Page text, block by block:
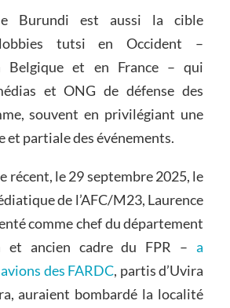
Burundi est aussi la cible
lobbies tutsi en Occident –
Belgique et en France – qui
et ONG de défense des
souvent en privilégiant une
et partiale des événements.
récent, le 29 septembre 2025, le
de l’AFC/M23, Laurence
comme chef du département
et ancien cadre du FPR – a
des FARDC, partis d’Uvira
auraient bombardé la localité